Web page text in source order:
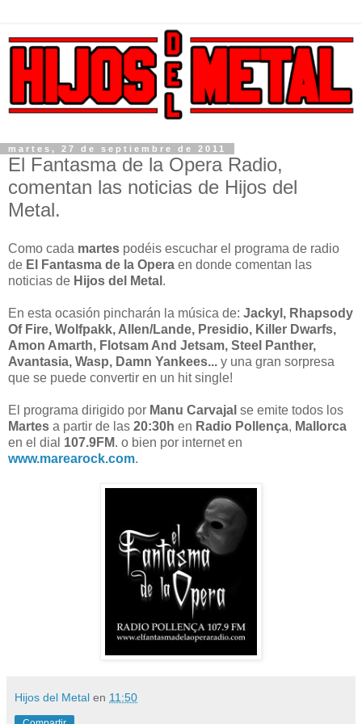
martes, 27 de septiembre de 2011
El Fantasma de la Opera Radio,
comentan las noticias de Hijos del
Metal.
Como cada martes podéis escuchar el programa de radio
de El Fantasma de la Opera en donde comentan las
noticias de Hijos del Metal .
En esta ocasión pincharán la música de: Jackyl, Rhapsody
Of Fire, Wolfpakk, Allen/Lande, Presidio, Killer Dwarfs,
Amon Amarth, Flotsam And Jetsam, Steel Panther,
Avantasia, Wasp, Damn Yankees... y una gran sorpresa
que se puede convertir en un hit single!
El programa dirigido por Manu Carvajal se emite todos los
Martes a partir de las 20:30h en Radio Pollença, Mallorca
en el dial 107.9FM. o bien por internet en
www.marearock.com.
Hijos del Metal en 11:50